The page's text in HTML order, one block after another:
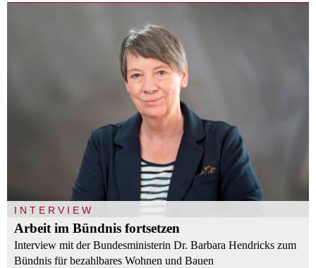
INTERVIEW
Arbeit im Bündnis fortsetzen
Interview mit der Bundesministerin Dr. Barbara Hendricks zum
Bündnis für bezahlbares Wohnen und Bauen